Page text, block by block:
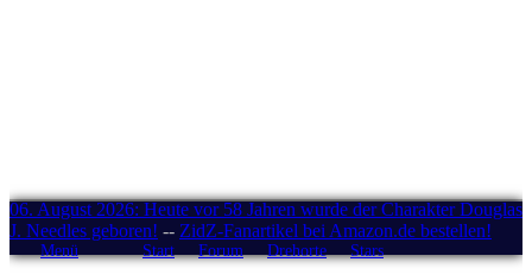
06. August 2026: Heute vor 58 Jahren wurde der Charakter Douglas
J. Needles geboren! -- ZidZ-Fanartikel bei Amazon.de bestellen!
Menü Start Forum Drehorte Stars